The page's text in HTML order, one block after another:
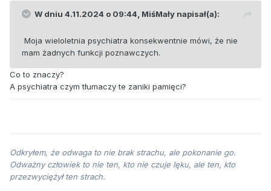
W dniu 4.11.2024 o 09:44, MiśMały napisał(a):
Moja wieloletnia psychiatra konsekwentnie mówi, że nie
mam żadnych funkcji poznawczych.
Co to znaczy?
A psychiatra czym tłumaczy te zaniki pamięci?
Odkryłem, że odwaga to nie brak strachu, ale pokonanie go.
Odważny człowiek to nie ten, kto nie czuje lęku, ale ten, kto
przezwyciężył ten strach.